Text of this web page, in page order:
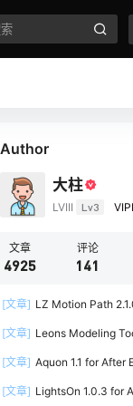
Author
大柱
LVIII Lv3
文章
4925
评论
141
[文章] LZ Motion Path
[文章] Leons Modeling
[文章] Aquon 1.1 for After
[文章] LightsOn 1.0.3 for